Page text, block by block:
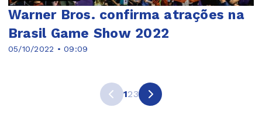
05/10/2022 • 09:09
Warner Bros. confirma atrações na
Brasil Game Show 2022
123